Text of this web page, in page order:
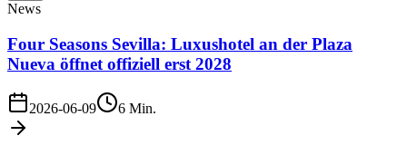
News
Four Seasons Sevilla: Luxushotel an der Plaza
Nueva öffnet offiziell erst 2028
2026-06-09 6 Min.